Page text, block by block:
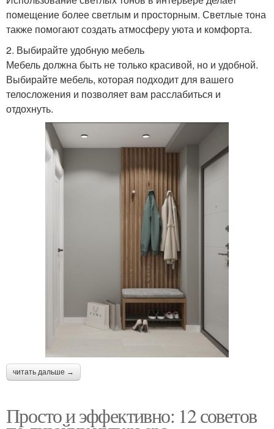
помещение более светлым и просторным. Светлые тона
также помогают создать атмосферу уюта и комфорта.
2. Выбирайте удобную мебель
Мебель должна быть не только красивой, но и удобной.
Выбирайте мебель, которая подходит для вашего
телосложения и позволяет вам расслабиться и
отдохнуть.
читать дальше →
Просто и эффективно: 12 советов